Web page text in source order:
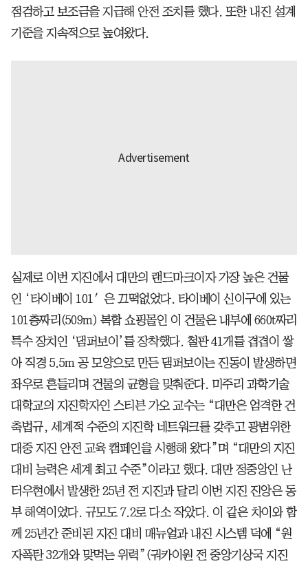
점검하고 보조금을 지급해 안전 조치를 했다. 또한 내진 설계
기준을 지속적으로 높여왔다.
실제로 이번 지진에서 대만의 랜드마크이자 가장 높은 건물
인 ‘타이베이 101′은 끄떡없었다. 타이베이 신이구에 있는
101층짜리(509m) 복합 쇼핑몰인 이 건물은 내부에 660t짜리
특수 장치인 ‘댐퍼보이’를 장착했다. 철판 41개를 겹겹이 쌓
아 직경 5.5m 공 모양으로 만든 댐퍼보이는 진동이 발생하면
좌우로 흔들리며 건물의 균형을 맞춰준다. 미주리 과학기술
대학교의 지진학자인 스티븐 가오 교수는 “대만은 엄격한 건
축법규, 세계적 수준의 지진학 네트워크를 갖추고 광범위한
대중 지진 안전 교육 캠페인을 시행해 왔다”며 “대만의 지진
대비 능력은 세계 최고 수준”이라고 했다. 대만 정중앙인 난
터우현에서 발생한 25년 전 지진과 달리 이번 지진 진앙은 동
부 해역이었다. 규모도 7.2로 다소 작았다. 이 같은 차이와 함
께 25년간 준비된 지진 대비 매뉴얼과 내진 시스템 덕에 “원
자폭탄 32개와 맞먹는 위력”(궈카이원 전 중앙기상국 지진